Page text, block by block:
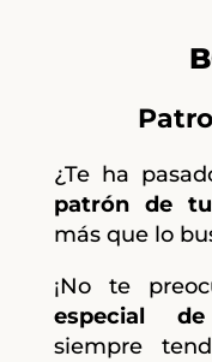
¿Te ha
patrón de
más que lo
¡No te
especial
siempre